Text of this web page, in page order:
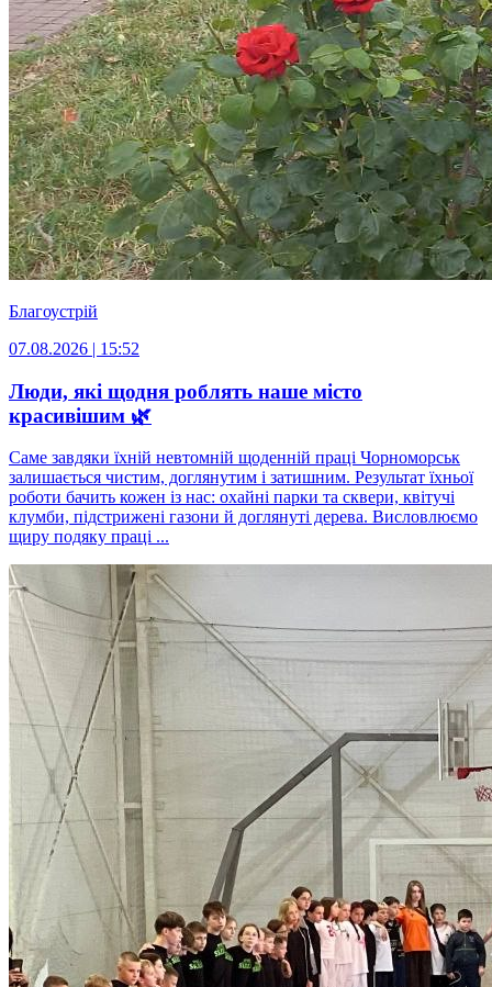
Благоустрій
07.08.2026 | 15:52
Люди, які щодня роблять наше місто
красивішим 🌿
Саме завдяки їхній невтомній щоденній праці Чорноморськ
залишається чистим, доглянутим і затишним. Результат їхньої
роботи бачить кожен із нас: охайні парки та сквери, квітучі
клумби, підстрижені газони й доглянуті дерева. Висловлюємо
щиру подяку праці ...